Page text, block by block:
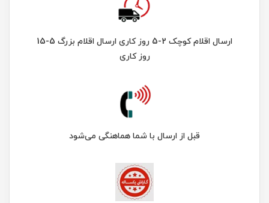
ارسال اقلام کوچک 2-5 روز کاری ارسال اقلام بزرگ 5-15
روز کاری
قبل از ارسال با شما هماهنگی می‌شود